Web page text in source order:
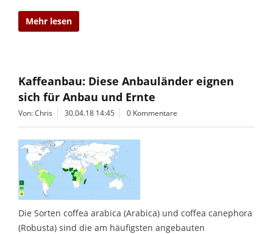
Mehr lesen
Kaffeanbau: Diese Anbauländer eignen
sich für Anbau und Ernte
Von: Chris 30.04.18 14:45 0 Kommentare
Die Sorten coffea arabica (Arabica) und coffea canephora
(Robusta) sind die am häufigsten angebauten